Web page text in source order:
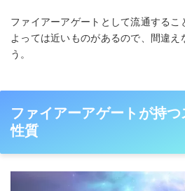
ファイアーアゲートとして流通するこ
よっては近いものがあるので、間違え
う。
ファイアーアゲートが持
性質